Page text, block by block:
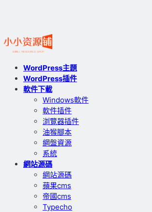
WordPress主題
WordPress插件
軟件下載
Windows軟件
軟件插件
浏覽器插件
油猴腳本
網盤資源
系統
網站源碼
網站源碼
蘋果cms
帝國cms
Typecho